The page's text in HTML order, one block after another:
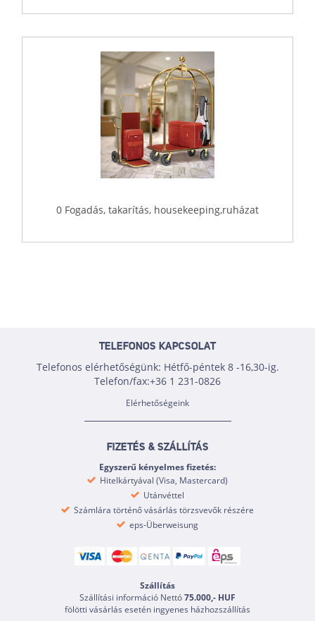
0 Fogadás, takarítás, housekeeping,ruházat
TELEFONOS KAPCSOLAT
Telefonos elérhetőségünk: Hétfő-péntek 8 -16,30-ig.
Telefon/fax:+36 1 231-0826
Elérhetőségeink
FIZETÉS & SZÁLLÍTÁS
Egyszerű kényelmes fizetés:
Hitelkártyával (Visa, Mastercard)
Utánvéttel
Számlára történő vásárlás törzsvevők részére
eps-Überweisung
Szállítás
Szállítási információ Nettó75.000,- HUF
fölötti vásárlás esetén ingyenes házhozszállítás